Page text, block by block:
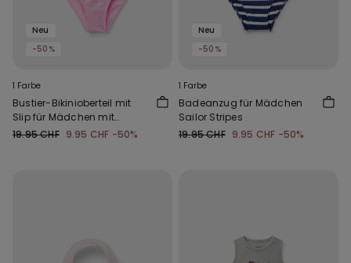
Neu
-50%
1 Farbe
Bustier-Bikinioberteil mit
Slip für Mädchen mit
silberfarbenen Tupfen
19.95 CHF 9.95 CHF -50%
Neu
-50%
1 Farbe
Badeanzug für Mädchen
Sailor Stripes
19.95 CHF 9.95 CHF -50%